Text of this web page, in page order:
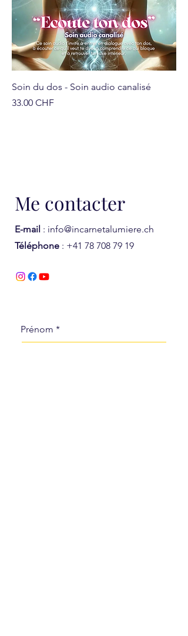
Soin du dos - Soin audio canalisé
Prix
33.00 CHF
Me contacter
E-mail : info@incarnetalumiere.ch
Téléphone : +41 78 708 79 19
Prénom *